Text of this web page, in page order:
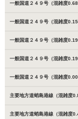
一般国道２４９号（混雑度
一般国道２４９号（混雑度
一般国道２４９号（混雑度
一般国道２４９号（混雑度
一般国道２４９号（混雑度
主要地方道蛸島港線（混雑度
主要地方道蛸島港線（混雑度